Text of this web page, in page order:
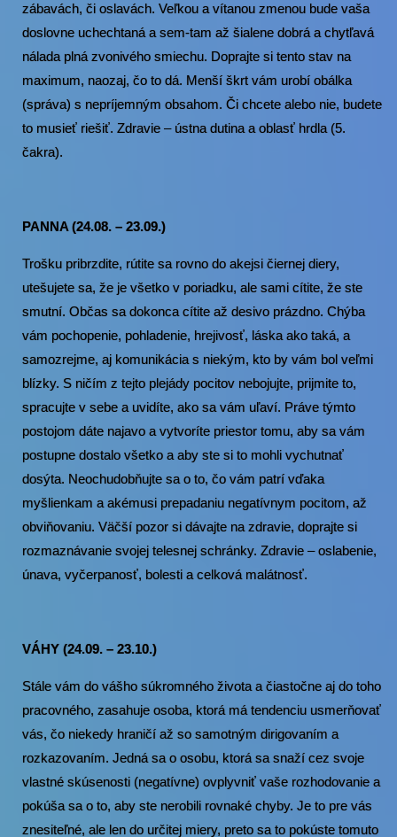
zábavách, či oslavách. Veľkou a vítanou zmenou bude vaša
doslovne uchechtaná a sem-tam až šialene dobrá a chytľavá
nálada plná zvonivého smiechu. Doprajte si tento stav na
maximum, naozaj, čo to dá. Menší škrt vám urobí obálka
(správa) s nepríjemným obsahom. Či chcete alebo nie, budete
to musieť riešiť. Zdravie – ústna dutina a oblasť hrdla (5.
čakra).
PANNA (24.08. – 23.09.)
Trošku pribrzdite, rútite sa rovno do akejsi čiernej diery,
utešujete sa, že je všetko v poriadku, ale sami cítite, že ste
smutní. Občas sa dokonca cítite až desivo prázdno. Chýba
vám pochopenie, pohladenie, hrejivosť, láska ako taká, a
samozrejme, aj komunikácia s niekým, kto by vám bol veľmi
blízky. S ničím z tejto plejády pocitov nebojujte, prijmite to,
spracujte v sebe a uvidíte, ako sa vám uľaví. Práve týmto
postojom dáte najavo a vytvoríte priestor tomu, aby sa vám
postupne dostalo všetko a aby ste si to mohli vychutnať
dosýta. Neochudobňujte sa o to, čo vám patrí vďaka
myšlienkam a akémusi prepadaniu negatívnym pocitom, až
obviňovaniu. Väčší pozor si dávajte na zdravie, doprajte si
rozmaznávanie svojej telesnej schránky. Zdravie – oslabenie,
únava, vyčerpanosť, bolesti a celková malátnosť.
VÁHY (24.09. – 23.10.)
Stále vám do vášho súkromného života a čiastočne aj do toho
pracovného, zasahuje osoba, ktorá má tendenciu usmerňovať
vás, čo niekedy hraničí až so samotným dirigovaním a
rozkazovaním. Jedná sa o osobu, ktorá sa snaží cez svoje
vlastné skúsenosti (negatívne) ovplyvniť vaše rozhodovanie a
pokúša sa o to, aby ste nerobili rovnaké chyby. Je to pre vás
znesiteľné, ale len do určitej miery, preto sa to pokúste tomuto